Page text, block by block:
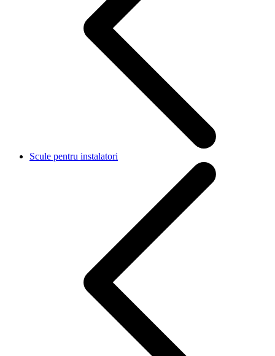
Scule pentru instalatori